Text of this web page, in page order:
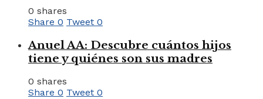
0 shares
Share 0 Tweet 0
Anuel AA: Descubre cuántos hijos
tiene y quiénes son sus madres
0 shares
Share 0 Tweet 0